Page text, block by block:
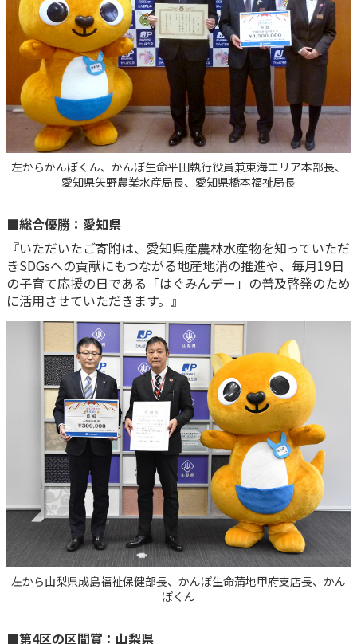
左からかんぽくん、かんぽ生命平田執行役員兼東海エリア本部長、
愛知県矢野農業水産局長、愛知県橋本福祉局長
■総合優勝：愛知県
『いただいたご寄附は、愛知県産農林水産物を知っていただ
きSDGsへの貢献にもつながる地産地消の推進や、毎月19日
の子育て応援の日である「はぐみんデー」の普及啓発のため
に活用させていただきます。』
左から山梨県成島福祉保健部長、かんぽ生命蒲地甲府支店長、かん
ぽくん
■第4区の区間賞：山梨県